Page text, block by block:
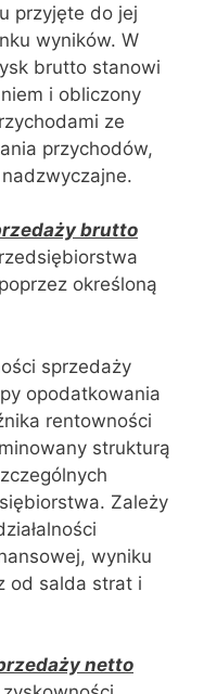
przyjęte do jej
wyników. W
brutto stanowi
i obliczony
ze
przychodów,
brutto
określoną
sprzedaży
opodatkowania
rentowności
strukturą
Zależy
wyniku
od salda strat i
netto